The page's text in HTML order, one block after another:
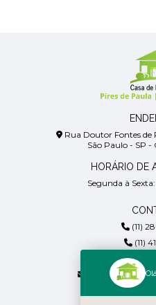
Rua Doutor Fontes de
São Paulo - SP
HORÁRIO DE
Segunda à
(11)
(11)
(11)